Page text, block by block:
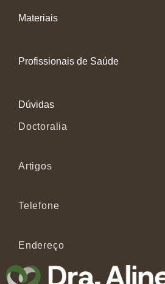
Materiais
Profissionais de Saúde
Dúvidas
Doctoralia
Artigos
Telefone
Endereço